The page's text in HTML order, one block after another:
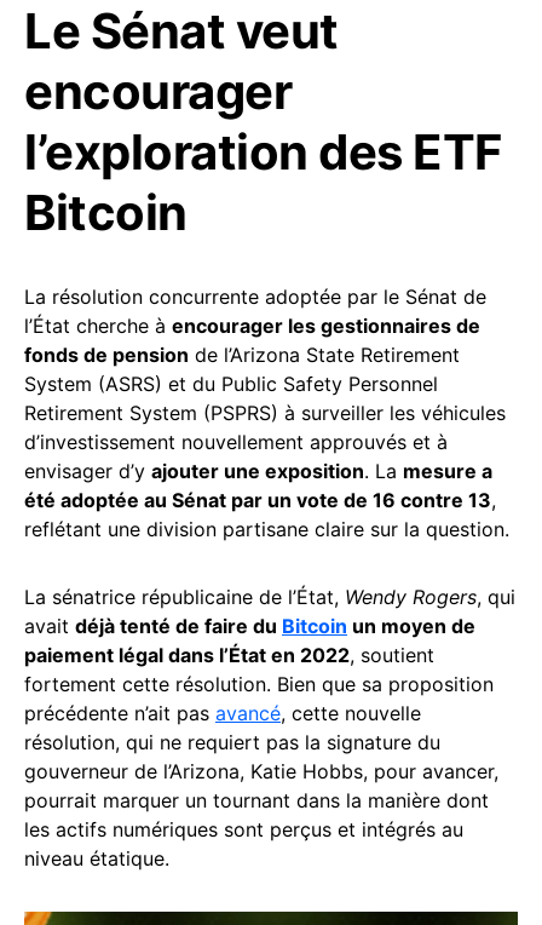
Le Sénat veut
encourager
l’exploration des ETF
Bitcoin
La résolution concurrente adoptée par le Sénat de
l’État cherche à encourager les gestionnaires de
fonds de pension de l’Arizona State Retirement
System (ASRS) et du Public Safety Personnel
Retirement System (PSPRS) à surveiller les véhicules
d’investissement nouvellement approuvés et à
envisager d’y ajouter une exposition. La mesure a
été adoptée au Sénat par un vote de 16 contre 13,
reflétant une division partisane claire sur la question.
La sénatrice républicaine de l’État, Wendy Rogers, qui
avait déjà tenté de faire du Bitcoin un moyen de
paiement légal dans l’État en 2022, soutient
fortement cette résolution. Bien que sa proposition
précédente n’ait pas avancé, cette nouvelle
résolution, qui ne requiert pas la signature du
gouverneur de l’Arizona, Katie Hobbs, pour avancer,
pourrait marquer un tournant dans la manière dont
les actifs numériques sont perçus et intégrés au
niveau étatique.